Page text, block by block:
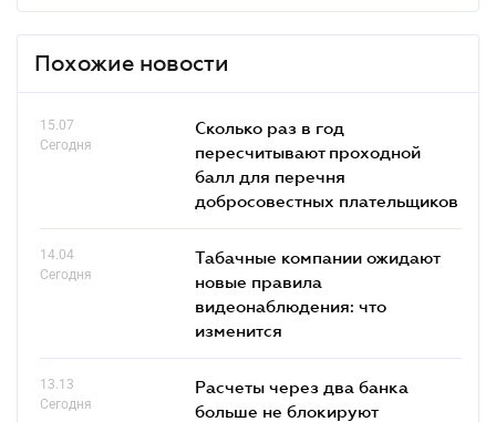
Похожие новости
15.07
Сегодня
Сколько раз в год
пересчитывают проходной
балл для перечня
добросовестных плательщиков
14.04
Сегодня
Табачные компании ожидают
новые правила
видеонаблюдения: что
изменится
13.13
Сегодня
Расчеты через два банка
больше не блокируют